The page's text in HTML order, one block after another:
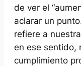
de ver el
aclarar un
refiere a
en ese sentido,
cumplimiento